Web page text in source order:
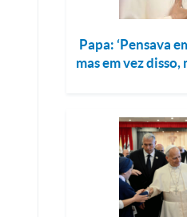
Papa: ‘Pensava
mas em vez disso,